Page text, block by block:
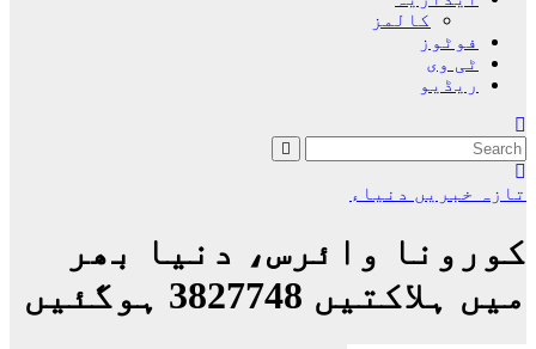
کالمز
فوٹوز
ٹی وی
ریڈیو
تازہ خبریں دنیاء
کورونا وائرس، دنیا بھر
میں ہلاکتیں 3827748 ہوگئیں